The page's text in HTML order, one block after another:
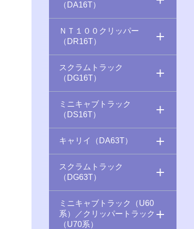
（DA16T）
ＮＴ１００クリッパー
（DR16T）
スクラムトラック
（DG16T）
ミニキャブトラック
（DS16T）
キャリイ（DA63T）
スクラムトラック
（DG63T）
ミニキャブトラック（U60
系）／クリッパートラック
（U70系）